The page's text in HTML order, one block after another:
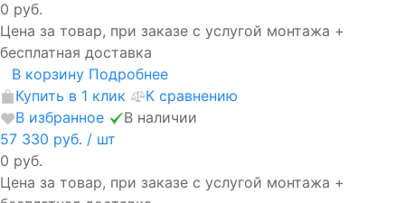
0 руб.
Цена за товар, при заказе с услугой монтажа +
бесплатная доставка
В корзину Подробнее
Купить в 1 клик
К сравнению
В избранное
В наличии
57 330 руб. / шт
0 руб.
Цена за товар, при заказе с услугой монтажа +